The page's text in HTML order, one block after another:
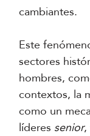
cambiantes.
Este
sectores
hombres,
contextos, la
como un
líderes senior,